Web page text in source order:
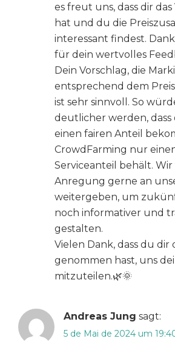
es freut uns, dass dir
hat und du die
interessant findest.
für dein wertvolles
Dein Vorschlag, die
entsprechend dem
ist sehr sinnvoll. So
deutlicher werden, dass
einen fairen Anteil
CrowdFarming nur
Serviceanteil behält.
Anregung gerne an
weitergeben, um
noch informativer und
gestalten.
Vielen Dank, dass du dir
genommen hast, uns
mitzuteilen.🌿🌞
Andreas Jung sagt:
5 de Mai de 2024 um